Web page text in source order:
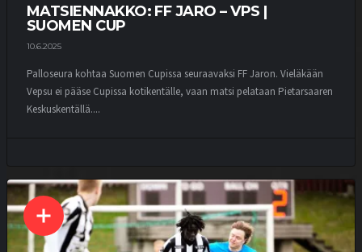
MATSIENNAKKO: FF JARO – VPS |
SUOMEN CUP
10.6.2025
Palloseura kohtaa Suomen Cupissa seuraavaksi FF Jaron. Vieläkään
Vepsu ei pääse Cupissa kotikentälle, vaan matsi pelataan Pietarsaaren
Keskuskentällä....